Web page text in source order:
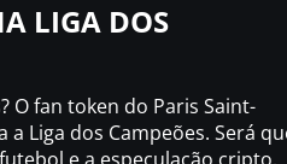
LIGA DOS
O fan token do Paris Saint-
Liga dos Campeões. Será